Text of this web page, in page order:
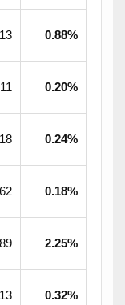
0.88%
0.20%
0.24%
0.18%
89 2.25%
0.32%